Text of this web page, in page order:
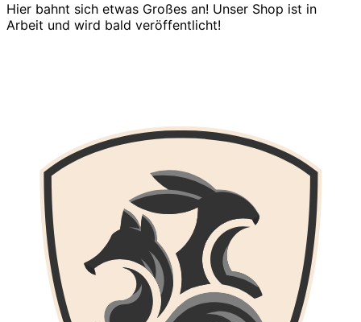
Hier bahnt sich etwas Großes an! Unser Shop ist in
Arbeit und wird bald veröffentlicht!